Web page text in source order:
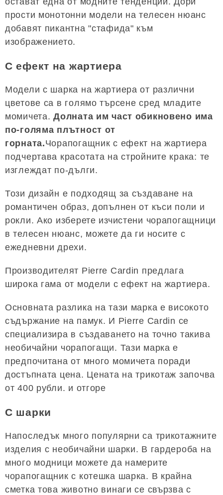
прости монотонни модели на телесен нюанс
добавят пикантна "стафида" към
изображението.
С ефект на жартиера
Модели с шарка на жартиера от различни
цветове са в голямо търсене сред младите
момичета.Долната им част обикновено има
по-голяма плътност от
горната.Чорапогащник с ефект на жартиера
подчертава красотата на стройните крака: те
изглеждат по-дълги.
Този дизайн е подходящ за създаване на
романтичен образ, допълнен от къси поли и
рокли. Ако изберете изчистени чорапогащници
в телесен нюанс, можете да ги носите с
ежедневни дрехи.
Производителят Pierre Cardin предлага
широка гама от модели с ефект на жартиера.
Основната разлика на тази марка е високото
съдържание на памук. И Pierre Cardin се
специализира в създаването на точно такива
необичайни чорапогащи. Тази марка е
предпочитана от много момичета поради
достъпната цена. Цената на трикотаж започва
от 400 рубли. и отгоре
С шарки
Напоследък много популярни са трикотажните
изделия с необичайни шарки. В гардероба на
много модници можете да намерите
чорапогащник с котешка шарка. В крайна
сметка това животно винаги се свързва с